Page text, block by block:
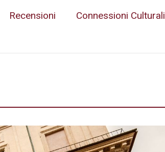
Recensioni Connessioni Culturali